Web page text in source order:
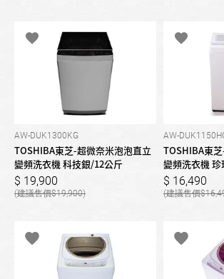
AW-DUK1300KG
TOSHIBA東芝-超微奈米泡泡直立
變頻洗衣機 科技銀/12公斤
19,900
19,900
AW-
TOSHIBA東
變頻洗衣機
16,490